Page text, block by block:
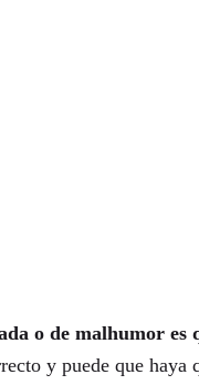
o de malhumor es
y puede que